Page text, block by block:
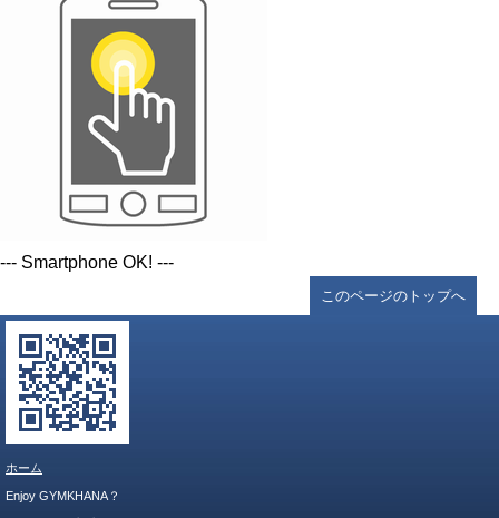
--- Smartphone OK! ---
このページのトップへ
ホーム
Enjoy GYMKHANA？